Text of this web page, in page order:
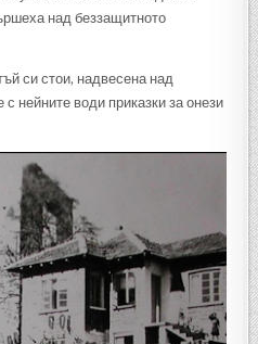
над беззащитното
си стои, надвесена над
нейните води приказки за онези